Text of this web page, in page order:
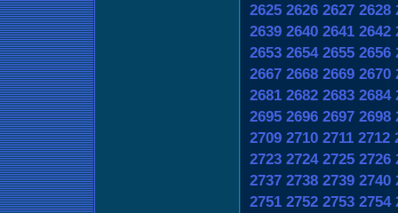
2625 2626 2627 2628
2639 2640 2641 2642
2653 2654 2655 2656
2667 2668 2669 2670
2681 2682 2683 2684
2695 2696 2697 2698
2709 2710 2711 2712
2723 2724 2725 2726
2737 2738 2739 2740
2751 2752 2753 2754